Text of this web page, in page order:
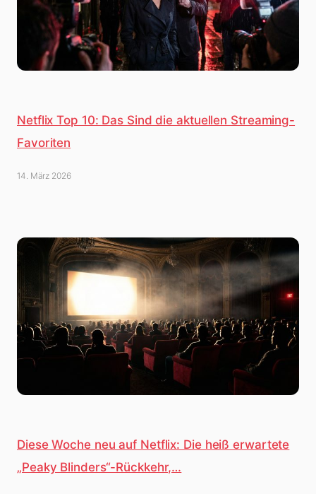
Netflix Top 10: Das Sind die aktuellen Streaming-
Favoriten
14. März 2026
Diese Woche neu auf Netflix: Die heiß erwartete
„Peaky Blinders“-Rückkehr,…